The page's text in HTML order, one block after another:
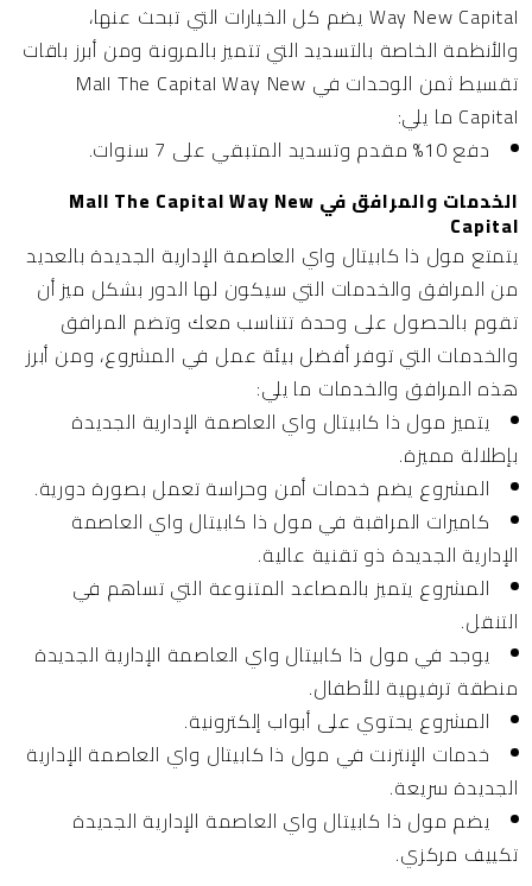
Way New Capital يضم كل الخيارات التي تبحث عنها،
والأنظمة الخاصة بالتسديد التي تتميز بالمرونة ومن أبرز باقات
تقسيط ثمن الوحدات في Mall The Capital Way New
Capital ما يلي:
دفع 10% مقدم وتسديد المتبقي على 7 سنوات.
الخدمات والمرافق في Mall The Capital Way New
Capital
يتمتع مول ذا كابيتال واي العاصمة الإدارية الجديدة بالعديد
من المرافق والخدمات التي سيكون لها الدور بشكل ميز أن
تقوم بالحصول على وحدة تتناسب معك وتضم المرافق
والخدمات التي توفر أفضل بيئة عمل في المشروع، ومن أبرز
هذه المرافق والخدمات ما يلي:
يتميز مول ذا كابيتال واي العاصمة الإدارية الجديدة
بإطلالة مميزة.
المشروع يضم خدمات أمن وحراسة تعمل بصورة دورية.
كاميرات المراقبة في مول ذا كابيتال واي العاصمة
الإدارية الجديدة ذو تقنية عالية.
المشروع يتميز بالمصاعد المتنوعة التي تساهم في
التنقل.
يوجد في مول ذا كابيتال واي العاصمة الإدارية الجديدة
منطقة ترفيهية للأطفال.
المشروع يحتوي على أبواب إلكترونية.
خدمات الإنترنت في مول ذا كابيتال واي العاصمة الإدارية
الجديدة سريعة.
يضم مول ذا كابيتال واي العاصمة الإدارية الجديدة
تكييف مركزي.